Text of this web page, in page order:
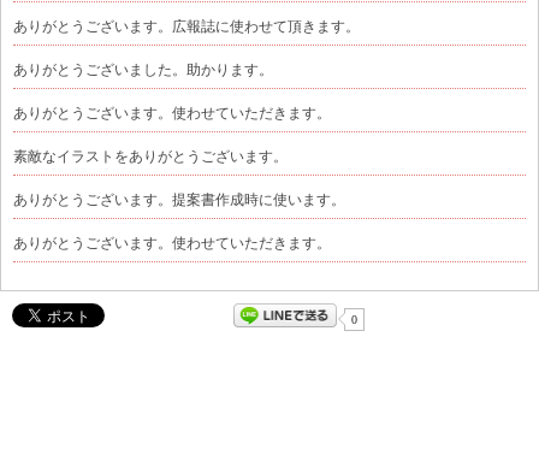
ありがとうございます。広報誌に使わせて頂きます。
ありがとうございました。助かります。
ありがとうございます。使わせていただきます。
素敵なイラストをありがとうございます。
ありがとうございます。提案書作成時に使います。
ありがとうございます。使わせていただきます。
0